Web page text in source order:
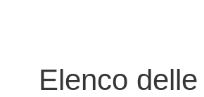
Elenco